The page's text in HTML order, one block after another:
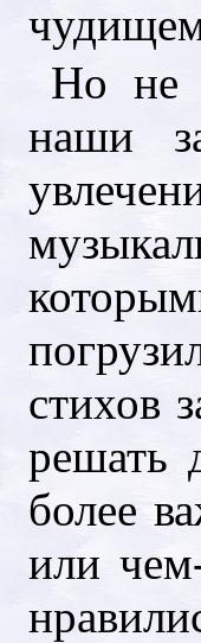
Но не
наши
стихов
решать
более
или